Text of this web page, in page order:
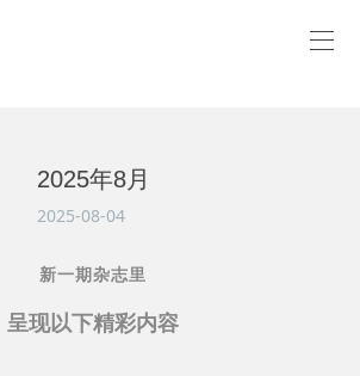
2025年8月
2025-08-04
新一期杂志里
呈现以下精彩内容